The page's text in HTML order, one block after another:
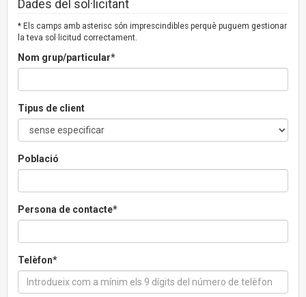
Dades del sol·licitant
* Els camps amb asterisc són imprescindibles perquè puguem gestionar
la teva sol·licitud correctament.
Nom grup/particular*
Tipus de client
Població
Persona de contacte*
Telèfon*